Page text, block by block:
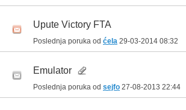
Upute Victory FTA
Poslednja poruka od ćela 29-03-2014 08:32
Emulator
Poslednja poruka od sejfo 27-08-2013 22:44